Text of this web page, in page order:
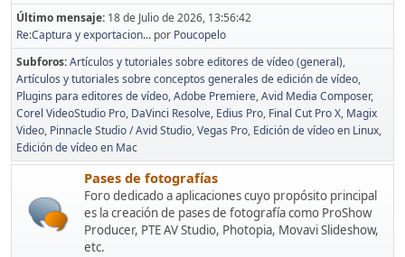
Último mensaje: 18 de Julio de 2026, 13:56:42
Re:Captura y exportacion... por Poucopelo
Subforos Artículos y tutoriales sobre editores de vídeo (general)
Artículos y tutoriales sobre conceptos generales de edición de vídeo
Plugins para editores de vídeo Adobe Premiere Avid Media Composer
Corel VideoStudio Pro DaVinci Resolve Edius Pro Final Cut Pro X Magix
Video Pinnacle Studio / Avid Studio Vegas Pro Edición de vídeo en Linux
Edición de vídeo en Mac
Pases de fotografías
Foro dedicado a aplicaciones cuyo propósito principal
es la creación de pases de fotografía como ProShow
Producer, PTE AV Studio, Photopia, Movavi Slideshow,
etc.